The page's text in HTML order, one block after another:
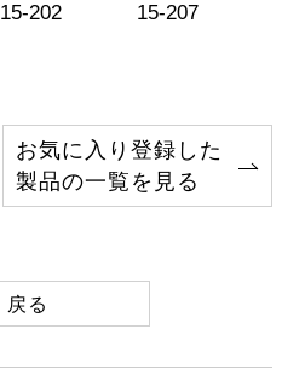
15-202
15-207
お気に入り登録した
製品の一覧を見る
戻る